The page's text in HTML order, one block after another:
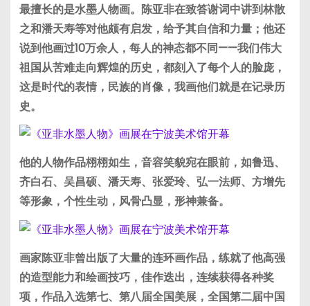
最擅长的是水墨人物画。陈亚非在致答谢词中讲到林散
之和潘天寿等对他颇有启发，给予其自信和力量；他还
说到他画过10万余人，每人的神态都不同——我们伟大
祖国从苦难走向辉煌的历史，都刻入了每个人的脸庞，
这是时代的表情，民族的肖像，我画他们就是在记录历
史。
他的人物作品栩栩如生，音容笑貌宛在眼前，如鲁迅、
齐白石、吴昌硕、潘天寿、张爱玲、弘一法师、方增先
等形象，个性生动，风骨凸显，形神兼备。
画家陈亚非曾出版了大量的连环画作品，练就了他高强
的造型能力和绘画技巧，佳作迭出，连续获得各种奖
项，作品入选第七、第八届全国美展，全国第二届中国